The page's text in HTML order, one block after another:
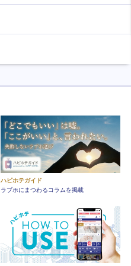
ハピホテガイド
ラブホにまつわるコラムを掲載